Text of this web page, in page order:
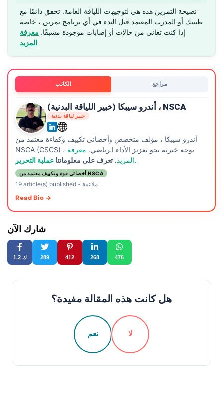
نصيحة التمرين هذه هي لتوجيهات اللياقة العامة. تحقق دائمًا مع
طبيبك أو المدرب المعتمد قبل البدء في أي برنامج تمرين ، خاصة
إذا كنت تعاني من حالات أو إصابات موجودة مسبقًا. معرفة
المزيد
الكاتب مراجع
أندرو سيبكا (خبير اللياقة البدنية) ، NSCA
خبير لياقة بدنية
أندرو سيبكا ، مؤلف متخصص وأخصائي تكييف وكفاءة معتمد من
NSCA (CSCS) ، يوجه خبرته نحو تعزيز الأداء الرياضي. معرفة
المزيد.تعرف على معلوماتنا عملية التحرير.
أخصائي قوة وتكييف معتمد من NSCA
19 article(s) published- ملاءمة
Read Bio →
شارك الآن
1.2 ك 289 412 268 476
هل كانت هذه المقالة مفيدة؟
نعم لا